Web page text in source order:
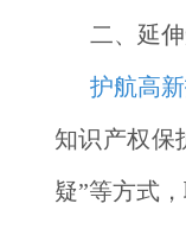
二、延
护航高
知识产权保
疑”等方式